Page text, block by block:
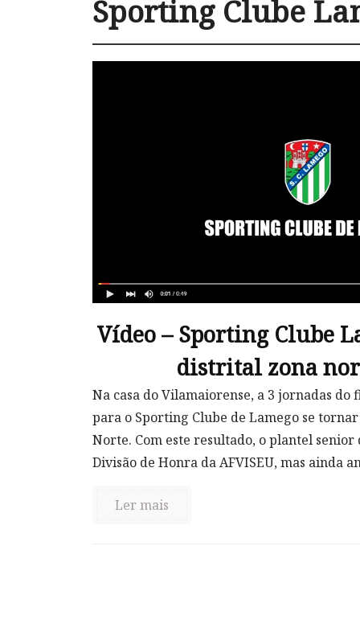
Sporting Clube
Vídeo – Sporting Clube
distrital zona
Na casa do Vilamaiorense, a 3 jornadas do
para o Sporting Clube de Lamego se
Norte. Com este resultado, o plantel
Divisão de Honra da AFVISEU, mas ainda
Ler mais